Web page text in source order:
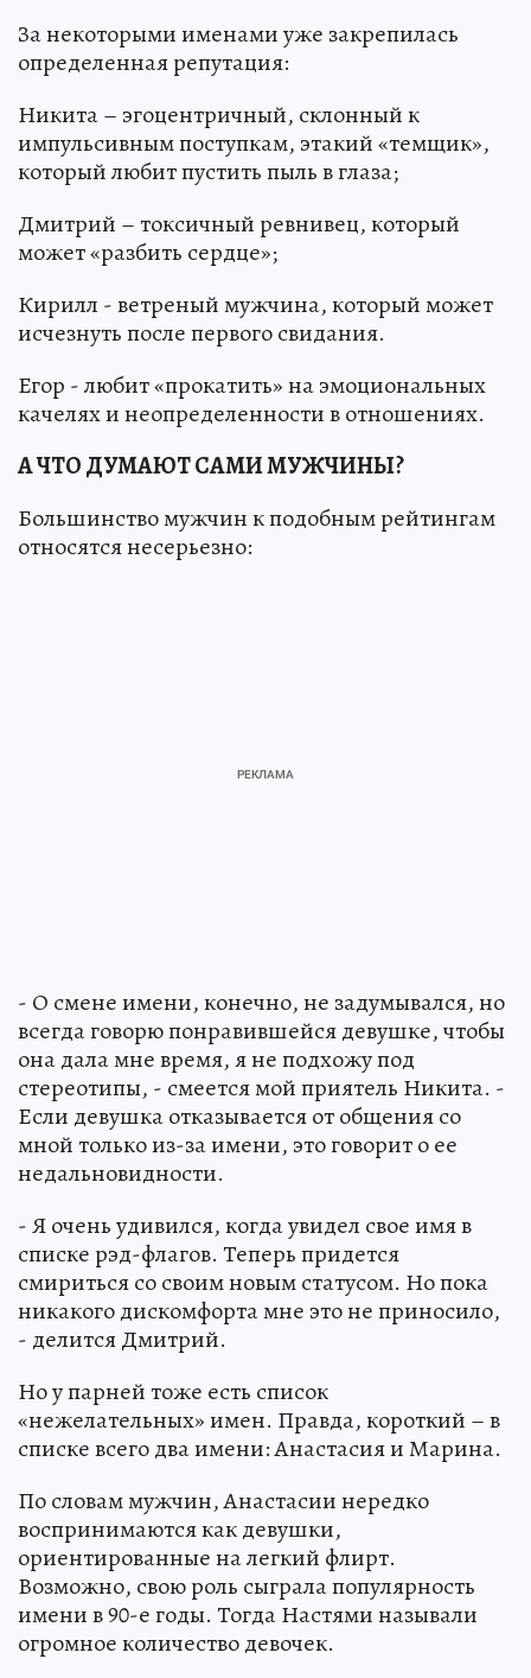
За некоторыми именами уже закрепилась
определенная репутация:
Никита – эгоцентричный, склонный к
импульсивным поступкам, этакий «темщик»,
который любит пустить пыль в глаза;
Дмитрий – токсичный ревнивец, который
может «разбить сердце»;
Кирилл - ветреный мужчина, который может
исчезнуть после первого свидания.
Егор - любит «прокатить» на эмоциональных
качелях и неопределенности в отношениях.
А ЧТО ДУМАЮТ САМИ МУЖЧИНЫ?
Большинство мужчин к подобным рейтингам
относятся несерьезно:
- О смене имени, конечно, не задумывался, но
всегда говорю понравившейся девушке, чтобы
она дала мне время, я не подхожу под
стереотипы, - смеется мой приятель Никита. -
Если девушка отказывается от общения со
мной только из-за имени, это говорит о ее
недальновидности.
- Я очень удивился, когда увидел свое имя в
списке рэд-флагов. Теперь придется
смириться со своим новым статусом. Но пока
никакого дискомфорта мне это не приносило,
- делится Дмитрий.
Но у парней тоже есть список
«нежелательных» имен. Правда, короткий – в
списке всего два имени: Анастасия и Марина.
По словам мужчин, Анастасии нередко
воспринимаются как девушки,
ориентированные на легкий флирт.
Возможно, свою роль сыграла популярность
имени в 90-е годы. Тогда Настями называли
огромное количество девочек.